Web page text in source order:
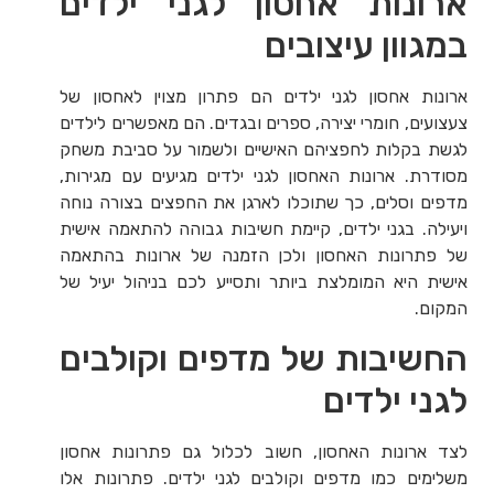
במגוון עיצובים
ארונות אחסון לגני ילדים הם פתרון מצוין לאחסון של
צעצועים, חומרי יצירה, ספרים ובגדים. הם מאפשרים לילדים
לגשת בקלות לחפציהם האישיים ולשמור על סביבת משחק
מסודרת. ארונות האחסון לגני ילדים מגיעים עם מגירות,
מדפים וסלים, כך שתוכלו לארגן את החפצים בצורה נוחה
ויעילה. בגני ילדים, קיימת חשיבות גבוהה להתאמה אישית
של פתרונות האחסון ולכן הזמנה של ארונות בהתאמה
אישית היא המומלצת ביותר ותסייע לכם בניהול יעיל של
המקום.
החשיבות של מדפים וקולבים
לגני ילדים
לצד ארונות האחסון, חשוב לכלול גם פתרונות אחסון
משלימים כמו מדפים וקולבים לגני ילדים. פתרונות אלו